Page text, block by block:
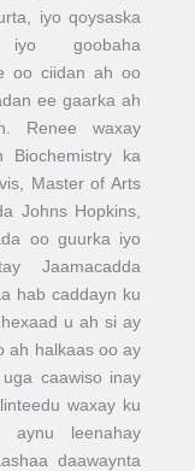
iyo qoysaska
iyo goobaha
oo ciidan ah oo
ee gaarka ah
Renee waxay
Biochemistry ka
Master of Arts
Johns Hopkins,
oo guurka iyo
Jaamacadda
hab caddayn ku
u ah si ay
ah halkaas oo ay
caawiso inay
waxay ku
aynu leenahay
daawaynta